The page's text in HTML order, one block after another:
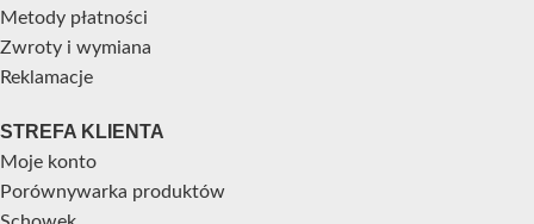
Metody płatności
Zwroty i wymiana
Reklamacje
STREFA KLIENTA
Moje konto
Porównywarka produktów